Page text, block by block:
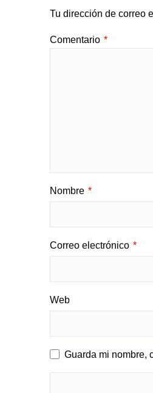
Tu dirección de correo
Comentario *
Nombre *
Correo electrónico *
Web
Guarda mi nombre,